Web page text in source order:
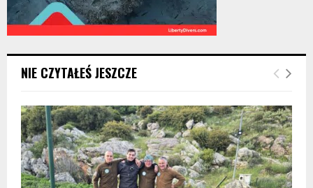
NIE CZYTAŁEŚ JESZCZE